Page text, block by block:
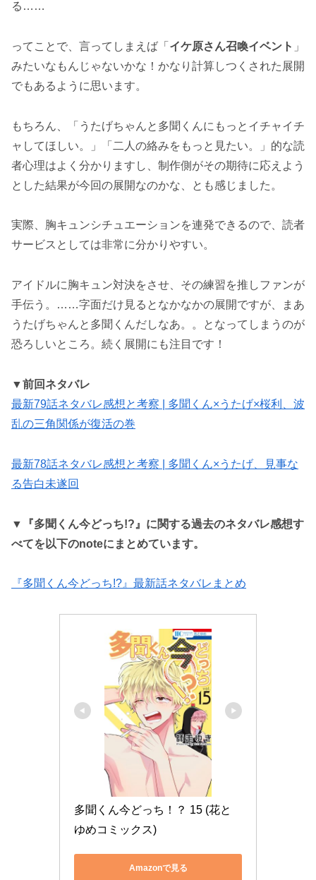
る……
ってことで、言ってしまえば「 イケ原さん召喚イベント 」
みたいなもんじゃないかな！かなり計算しつくされた展開
でもあるように思います。
もちろん、「うたげちゃんと多聞くんにもっとイチャイチ
ャしてほしい。」「二人の絡みをもっと見たい。」的な読
者心理はよく分かりますし、制作側がその期待に応えよう
とした結果が今回の展開なのかな、とも感じました。
実際、胸キュンシチュエーションを連発できるので、読者
サービスとしては非常に分かりやすい。
アイドルに胸キュン対決をさせ、その練習を推しファンが
手伝う。……字面だけ見るとなかなかの展開ですが、まあ
うたげちゃんと多聞くんだしなあ。。となってしまうのが
恐ろしいところ。続く展開にも注目です！
▼前回ネタバレ
最新79話ネタバレ感想と考察 | 多聞くん×うたげ×桜利、波
乱の三角関係が復活の巻
最新78話ネタバレ感想と考察 | 多聞くん×うたげ、見事な
る告白未遂回
▼
『多聞くん今どっち!?』に関する過去のネタバレ感想す
べてを以下のnoteにまとめています。
『多聞くん今どっち!?』最新話ネタバレまとめ
多聞くん今どっち！？ 15 (花と
ゆめコミックス)
Amazonで見る